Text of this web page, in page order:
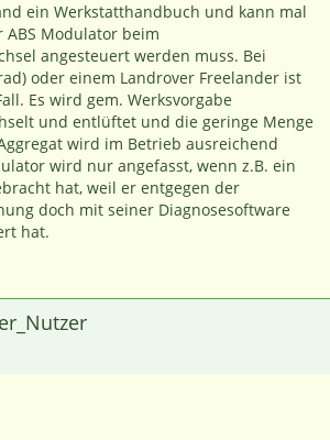
ein Werkstatthandbuch und kann mal
ABS Modulator beim
angesteuert werden muss. Bei
oder einem Landrover Freelander ist
Es wird gem. Werksvorgabe
und entlüftet und die geringe Menge
wird im Betrieb ausreichend
wird nur angefasst, wenn z.B. ein
hat, weil er entgegen der
doch mit seiner Diagnosesoftware
hat.